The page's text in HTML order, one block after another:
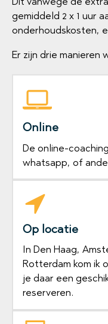
gemiddeld 2 x 1 uur
onderhoudskosten,
Er zijn drie manieren
Online
De online-
whatsapp, of
Op locatie
In Den Haag,
Rotterdam kom ik
je daar een
reserveren.